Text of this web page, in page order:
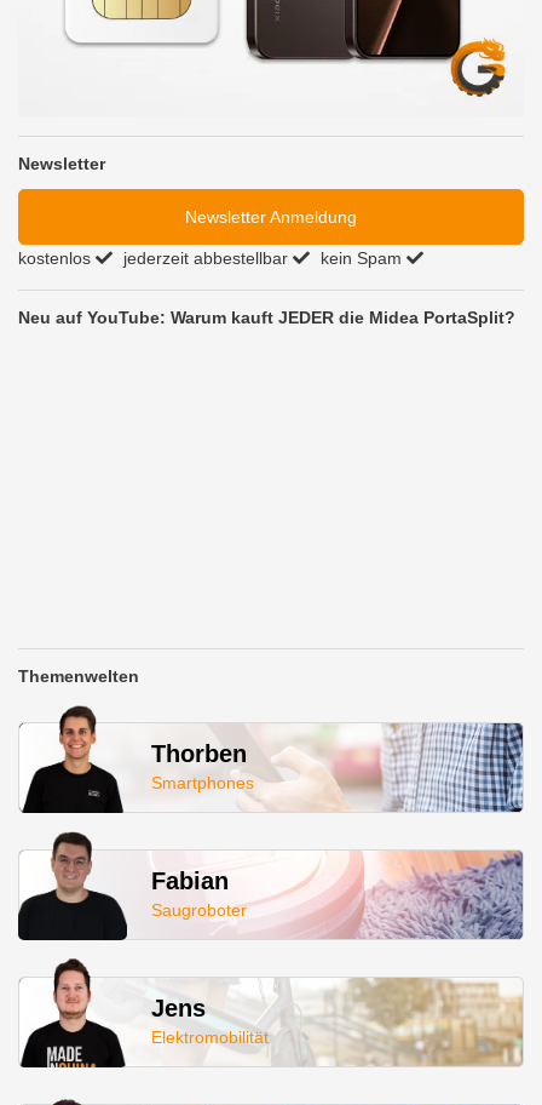
Newsletter
Newsletter Anmeldung
kostenlos jederzeit abbestellbar kein Spam
Neu auf YouTube: Warum kauft JEDER die Midea PortaSplit?
Themenwelten
Thorben
Smartphones
Fabian
Saugroboter
Jens
Elektromobilität